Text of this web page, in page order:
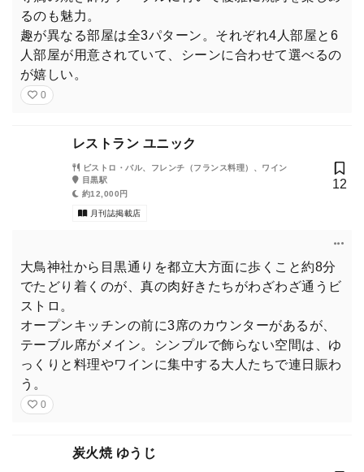
るのも魅力。
趣が異なる部屋は全3パターン。それぞれ4人部屋と6
人部屋が用意されていて、シーンに合わせて選べるの
が嬉しい。
0
レストラン ユニック
ビストロ・バル、フレンチ（フランス料理）、ワイン
目黒駅
約12,000円
月刊誌掲載店
12
大鳥神社から目黒通りを都立大方面に歩くこと約8分
でたどり着くのが、真の肉好きたちがわざわざ通うビ
ストロ。
オープンキッチンの前に3席のカウンターがあるが、
テーブル席がメイン。シンプルで飾らない空間は、ゆ
っくりと料理やワインに集中する大人たちで連日賑わ
う。
0
炭火焼 ゆうじ